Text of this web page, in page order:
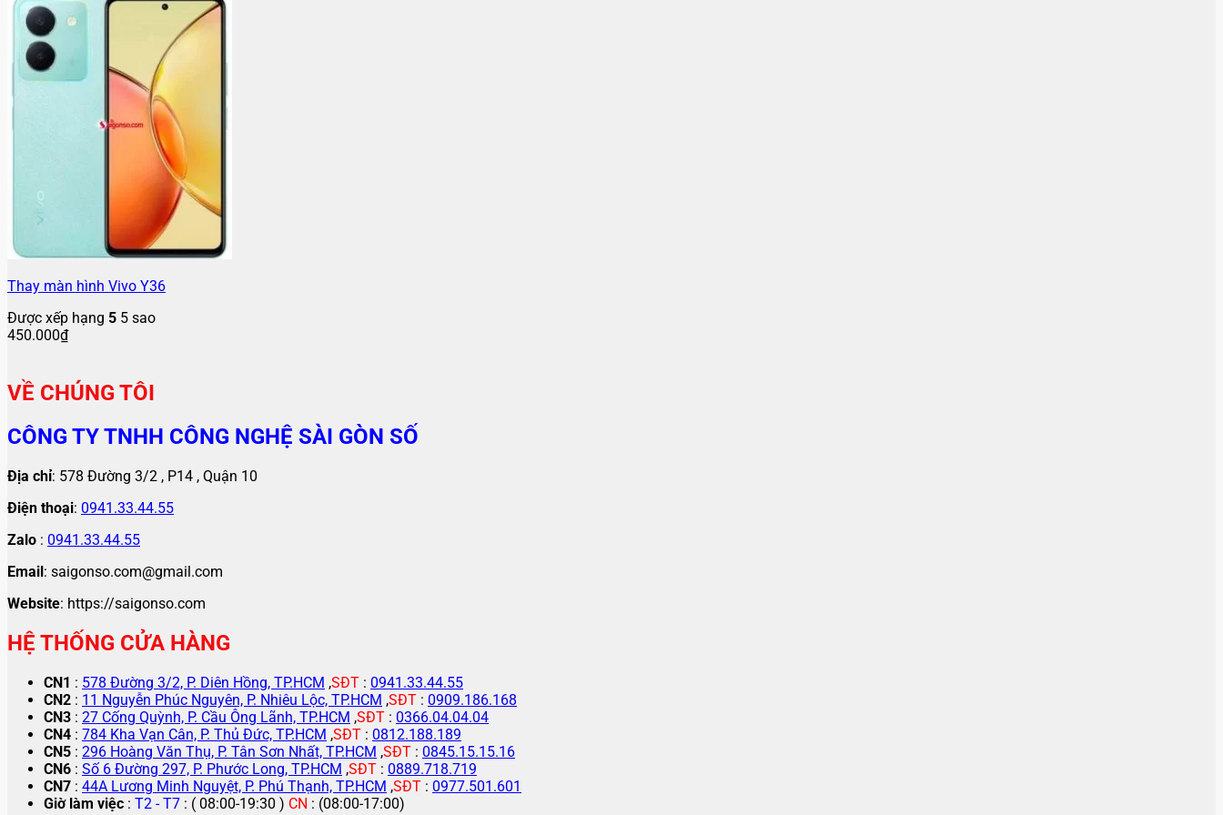
Thay màn hình Vivo Y36
Được xếp hạng 5 5 sao
450.000₫
VỀ CHÚNG TÔI
CÔNG TY TNHH CÔNG NGHỆ SÀI GÒN SỐ
Địa chỉ: 578 Đường 3/2 , P14 , Quận 10
Điện thoại: 0941.33.44.55
Zalo : 0941.33.44.55
Email: saigonso.com@gmail.com
Website: https://saigonso.com
HỆ THỐNG CỬA HÀNG
CN1 : 578 Đường 3/2, P. Diên Hồng, TP.HCM ,SĐT : 0941.33.44.55
CN2 : 11 Nguyễn Phúc Nguyên, P. Nhiêu Lộc, TP.HCM ,SĐT : 0909.186.168
CN3 : 27 Cống Quỳnh, P. Cầu Ông Lãnh, TP.HCM ,SĐT : 0366.04.04.04
CN4 : 784 Kha Vạn Cân, P. Thủ Đức, TP.HCM ,SĐT : 0812.188.189
CN5 : 296 Hoàng Văn Thụ, P. Tân Sơn Nhất, TP.HCM ,SĐT : 0845.15.15.16
CN6 : Số 6 Đường 297, P. Phước Long, TP.HCM ,SĐT : 0889.718.719
CN7 : 44A Lương Minh Nguyệt, P. Phú Thạnh, TP.HCM ,SĐT : 0977.501.601
Giờ làm việc : T2 - T7 : ( 08:00-19:30 ) CN : (08:00-17:00)